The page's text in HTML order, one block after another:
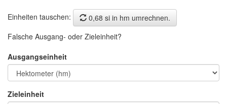
Einheiten tauschen:
0,68 si in hm umrechnen.
Falsche Ausgang- oder Zieleinheit?
Ausgangseinheit
Zieleinheit